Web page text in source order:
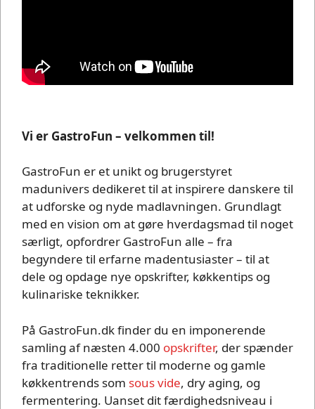
Vi er GastroFun – velkommen til!
GastroFun er et unikt og brugerstyret
madunivers dedikeret til at inspirere danskere til
at udforske og nyde madlavningen. Grundlagt
med en vision om at gøre hverdagsmad til noget
særligt, opfordrer GastroFun alle – fra
begyndere til erfarne madentusiaster – til at
dele og opdage nye opskrifter, køkkentips og
kulinariske teknikker.
På GastroFun.dk finder du en imponerende
samling af næsten 4.000 opskrifter, der spænder
fra traditionelle retter til moderne og gamle
køkkentrends som sous vide, dry aging, og
fermentering. Uanset dit færdighedsniveau i